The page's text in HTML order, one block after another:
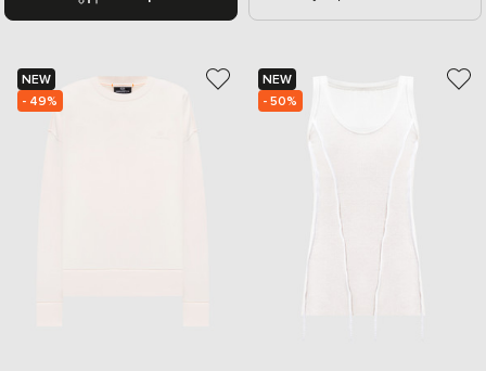
NEW
- 49%
NEW
- 50%